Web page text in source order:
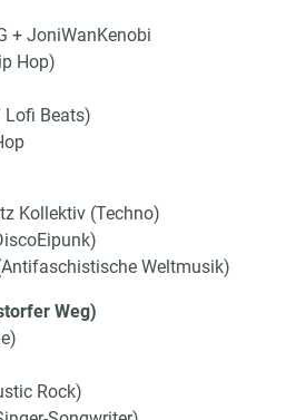
+ JoniWanKenobi
Hop)
Beats)
Kollektiv (Techno)
Weltmusik)
Weg)
Rock)